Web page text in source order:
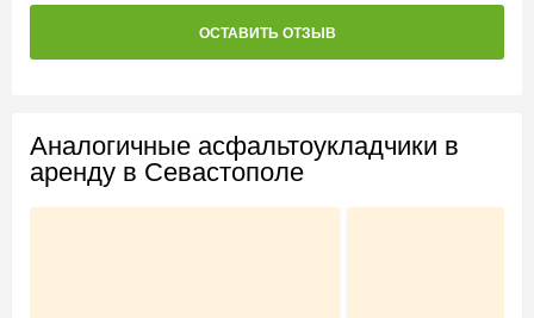
ОСТАВИТЬ ОТЗЫВ
Аналогичные асфальтоукладчики в
аренду в Севастополе